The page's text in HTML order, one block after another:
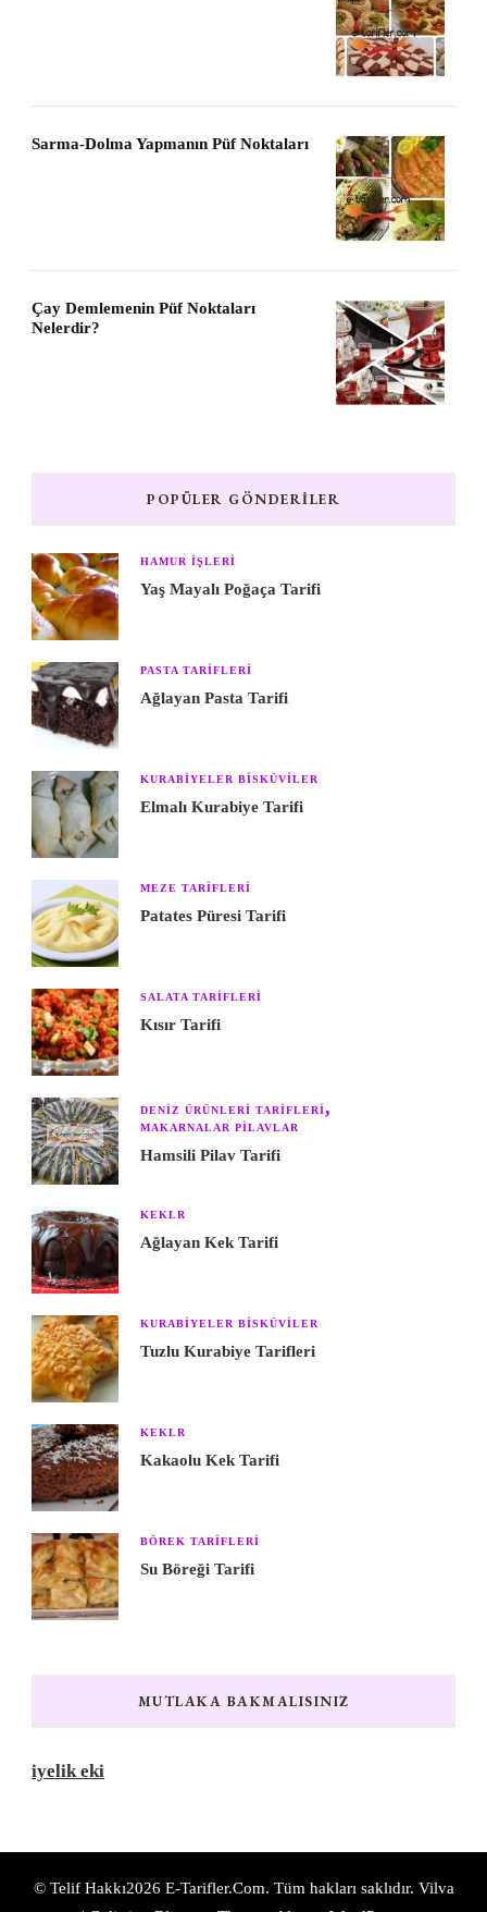
Sarma-Dolma Yapmanın Püf Noktaları
Çay Demlemenin Püf Noktaları
Nelerdir?
POPÜLER GÖNDERILER
HAMUR IŞLERI
Yaş Mayalı Poğaça Tarifi
PASTA TARIFLERI
Ağlayan Pasta Tarifi
KURABIYELER BISKÜVILER
Elmalı Kurabiye Tarifi
MEZE TARIFLERI
Patates Püresi Tarifi
SALATA TARIFLERI
Kısır Tarifi
DENIZ ÜRÜNLERI TARIFLERI
MAKARNALAR PILAVLAR
Hamsili Pilav Tarifi
KEKLR
Ağlayan Kek Tarifi
KURABIYELER BISKÜVILER
Tuzlu Kurabiye Tarifleri
KEKLR
Kakaolu Kek Tarifi
BÖREK TARIFLERI
Su Böreği Tarifi
MUTLAKA BAKMALISINIZ
iyelik eki
© Telif Hakkı2026 E-Tarifler.Com. Tüm hakları saklıdır. Vilva